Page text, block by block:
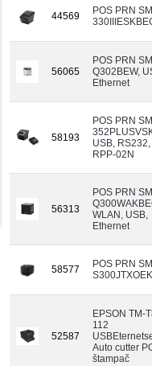
44569
POS PRN
56065
POS PRN
Q302BEW,
Ethernet
58193
POS PRN
USB,
RPP-02N
56313
POS PRN
WLAN, USB,
Ethernet
58577
POS PRN
S300JTXOEK
52587
EPSON TM-
112
Auto cutter
štampač